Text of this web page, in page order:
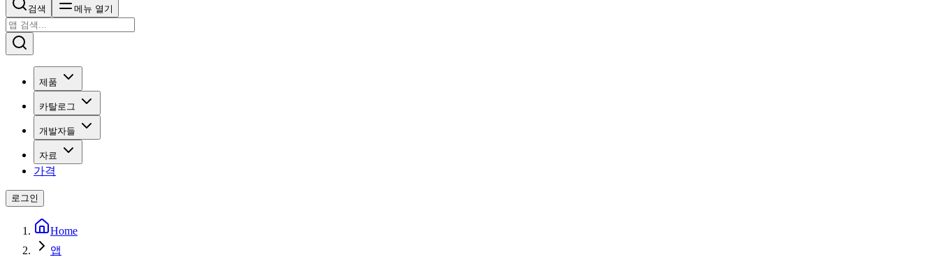
검색 메뉴 열기
제품
카탈로그
개발자들
자료
가격
로그인
Home
앱